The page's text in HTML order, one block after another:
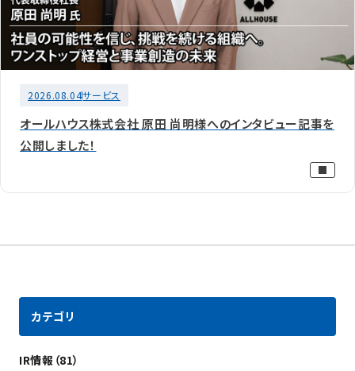
2026.08.04サービス
オールハウス株式会社 原田 尚明様へのインタビュー記事を
公開しました！
カテゴリ
IR情報（81）